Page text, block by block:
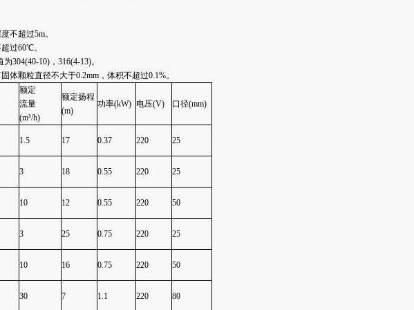
不超过5m。
过60℃。
304(40-10)，316(4-13)。
体颗粒直径不大于0.2mm，体积不超过0.1%。
额定
流量
(m³/h)
额定扬程
(m)
功率(kW) 电压(V) 口径(mm)
1.5 17 0.37 220 25
3 18 0.55 220 25
10 12 0.55 220 50
3 25 0.75 220 25
10 16 0.75 220 50
30 7 1.1 220 80